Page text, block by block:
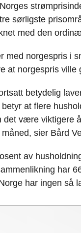
sørligste
med den
med norgespris i
at norgespris
betydelig
at flere
det være viktigere
sier Bård
av
har
har ingen så